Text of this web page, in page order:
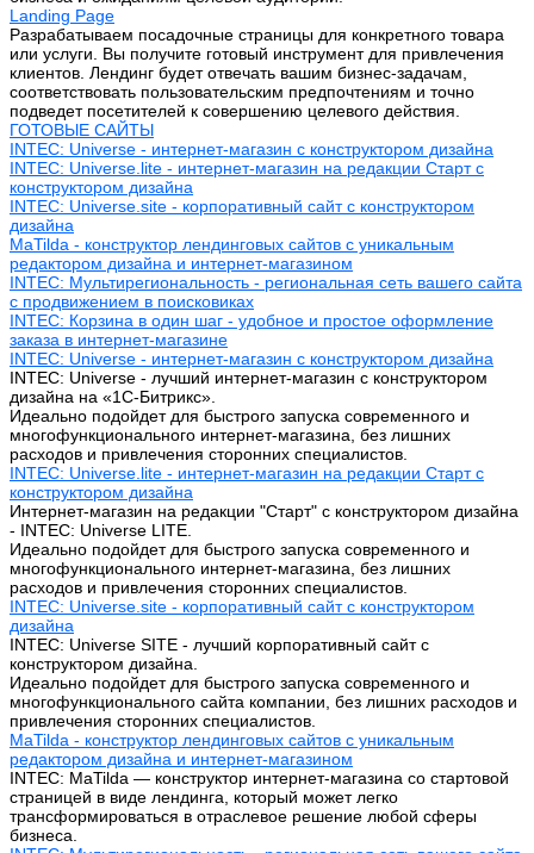
Landing Page
Разрабатываем посадочные страницы для конкретного товара
или услуги. Вы получите готовый инструмент для привлечения
клиентов. Лендинг будет отвечать вашим бизнес-задачам,
соответствовать пользовательским предпочтениям и точно
подведет посетителей к совершению целевого действия.
ГОТОВЫЕ САЙТЫ
INTEC: Universe - интернет-магазин с конструктором дизайна
INTEC: Universe.lite - интернет-магазин на редакции Старт с
конструктором дизайна
INTEC: Universe.site - корпоративный сайт с конструктором
дизайна
MaTilda - конструктор лендинговых сайтов с уникальным
редактором дизайна и интернет-магазином
INTEC: Мультирегиональность - региональная сеть вашего сайта
с продвижением в поисковиках
INTEC: Корзина в один шаг - удобное и простое оформление
заказа в интернет-магазине
INTEC: Universe - интернет-магазин с конструктором дизайна
INTEC: Universe - лучший интернет-магазин с конструктором
дизайна на «1C-Битрикс».
Идеально подойдет для быстрого запуска современного и
многофункционального интернет-магазина, без лишних
расходов и привлечения сторонних специалистов.
INTEC: Universe.lite - интернет-магазин на редакции Старт с
конструктором дизайна
Интернет-магазин на редакции "Старт" с конструктором дизайна
- INTEC: Universe LITE.
Идеально подойдет для быстрого запуска современного и
многофункционального интернет-магазина, без лишних
расходов и привлечения сторонних специалистов.
INTEC: Universe.site - корпоративный сайт с конструктором
дизайна
INTEC: Universe SITE - лучший корпоративный сайт с
конструктором дизайна.
Идеально подойдет для быстрого запуска современного и
многофункционального сайта компании, без лишних расходов и
привлечения сторонних специалистов.
MaTilda - конструктор лендинговых сайтов с уникальным
редактором дизайна и интернет-магазином
INTEC: MaTilda — конструктор интернет-магазина со стартовой
страницей в виде лендинга, который может легко
трансформироваться в отраслевое решение любой сферы
бизнеса.